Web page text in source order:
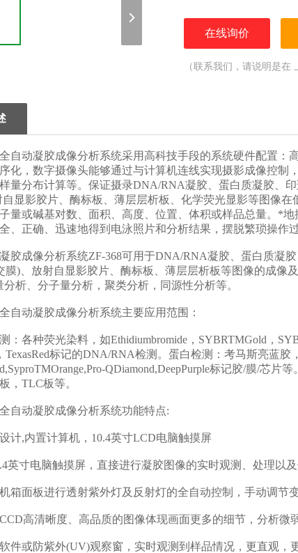
在线询价
（联系我们，请说明是
动凝胶成像分析系统采用高科技手段的系统硬件配置：
化，数字摄像头能够通过与计算机连线实现摄影成像控制
量分布计算等。保证摄录DNA/RNA凝胶、蛋白质凝胶、印
显影胶片、酶标板、薄层层析板、化学荧光显影等图像
量或碱基对数、面积、高度、位置、体积或样品总量。*
、正确、迅速地得到电泳照片和分析结果，摆脱繁琐操作
成像分析系统ZF-368可用于DNA/RNA凝胶、蛋白质凝胶
膜)、放射自显影胶片、酶标板、薄层层析板等图像的成像
分析、分子量分析，聚类分析，同源性分析等。
动凝胶成像分析系统主要应用范围：
各种荧光染料，如Ethidiumbromide，SYBRTMGold，
TexasRed标记的DNA/RNA检测。蛋白检测：考马斯亮蓝
QDiamond,DeepPurple标记胶/膜/芯
，TLC板等。
动凝胶成像分析系统功能特点:
,内置计算机，10.4英寸LCD电脑触摸屏
寸电脑触摸屏，直接进行凝胶图像的实时观测、处理以
面板进行透射紫外灯及反射灯的全自动控制，手动调节
高清晰度、高品质的图像体现画面更多的细节，分析微
或防紫外(UV)观察窗，实时观测到样品情况，更直观，